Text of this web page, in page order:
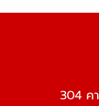
304 ค